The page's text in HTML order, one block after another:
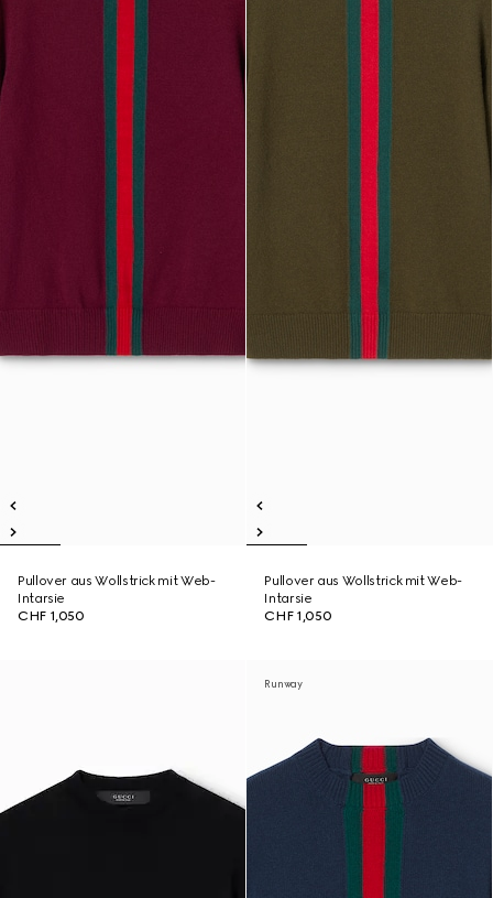
Pullover aus Wollstrick mit Web-
Intarsie
CHF 1,050
Pullover aus Wollstrick mit Web-
Intarsie
CHF 1,050
Runway